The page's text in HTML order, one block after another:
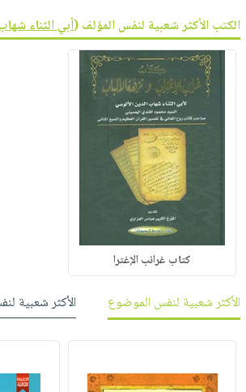
الكتب الأكثر شعبية لنفس المؤلف (أبي الثناء
كتاب غرائب الإغترا
الأكثر شعبية لنفس الموضوع الأكثر شعبية